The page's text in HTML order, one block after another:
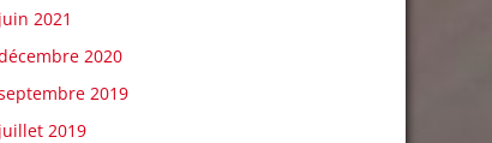
juin 2021
2020
2019
juillet 2019